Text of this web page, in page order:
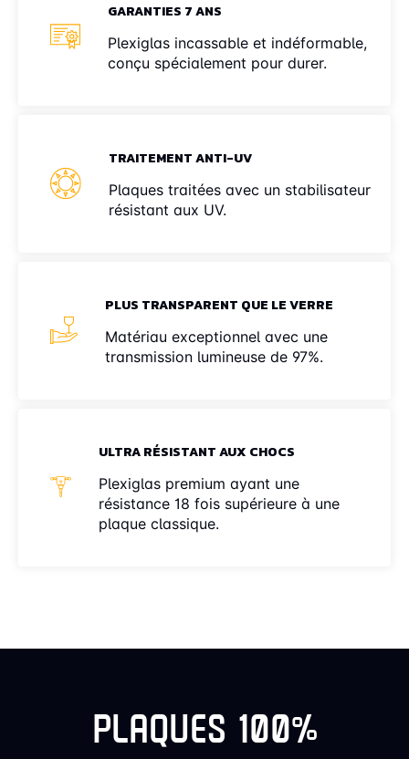
GARANTIES 7 ANS
Plexiglas incassable et indéformable,
conçu spécialement pour durer.
TRAITEMENT ANTI-UV
Plaques traitées avec un stabilisateur
résistant aux UV.
PLUS TRANSPARENT QUE LE VERRE
Matériau exceptionnel avec une
transmission lumineuse de 97%.
ULTRA RÉSISTANT AUX CHOCS
Plexiglas premium ayant une
résistance 18 fois supérieure à une
plaque classique.
PLAQUES 100%